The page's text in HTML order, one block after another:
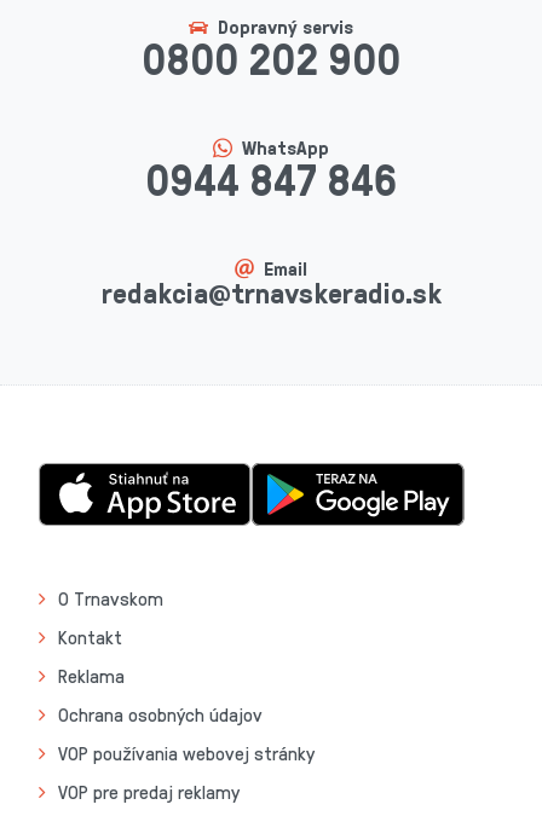
Dopravný servis
0800 202 900
WhatsApp
0944 847 846
Email
redakcia@trnavskeradio.sk
O Trnavskom
Kontakt
Reklama
Ochrana osobných údajov
VOP používania webovej stránky
VOP pre predaj reklamy